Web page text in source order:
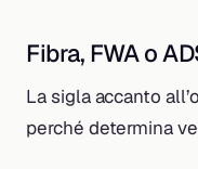
Fibra, FWA o
La sigla accanto
perché determina